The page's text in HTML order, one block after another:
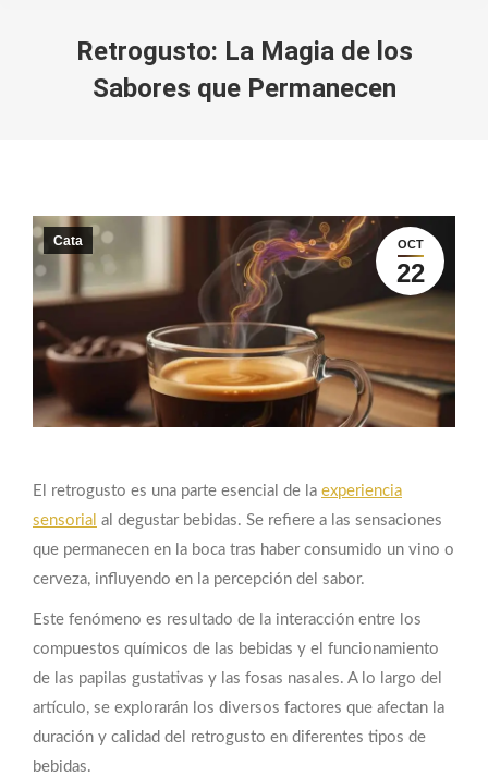
Retrogusto: La Magia de los
Sabores que Permanecen
OCT
22
Cata
El retrogusto es una parte esencial de la experiencia
sensorial al degustar bebidas. Se refiere a las sensaciones
que permanecen en la boca tras haber consumido un vino o
cerveza, influyendo en la percepción del sabor.
Este fenómeno es resultado de la interacción entre los
compuestos químicos de las bebidas y el funcionamiento
de las papilas gustativas y las fosas nasales. A lo largo del
artículo, se explorarán los diversos factores que afectan la
duración y calidad del retrogusto en diferentes tipos de
bebidas.